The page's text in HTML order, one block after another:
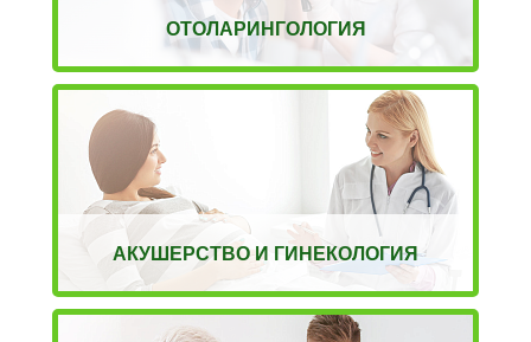
ОТОЛАРИНГОЛОГИЯ
АКУШЕРСТВО И ГИНЕКОЛОГИЯ